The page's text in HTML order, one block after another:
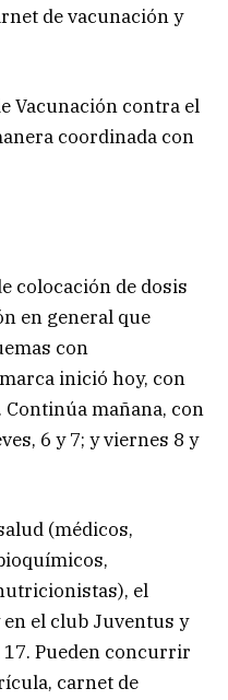
de vacunación y
Vacunación contra el
coordinada con
colocación de dosis
en general que
con
inició hoy, con
mañana, con
6 y 7; y viernes 8 y
(médicos,
el
el club Juventus y
17. Pueden concurrir
carnet de